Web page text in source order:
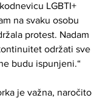
LGBTI+
na svaku osobu
protest. Nadam
održati sve
budu ispunjeni.“
je važna, naročito